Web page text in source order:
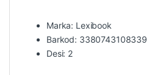
Marka: Lexibook
Barkod: 3380743108339
Desi: 2